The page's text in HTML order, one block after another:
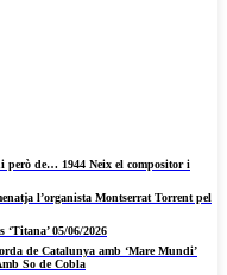
però de… 1944 Neix el compositor i
l’organista Montserrat Torrent pel
05/06/2026
de Catalunya amb ‘Mare Mundi’
So de Cobla